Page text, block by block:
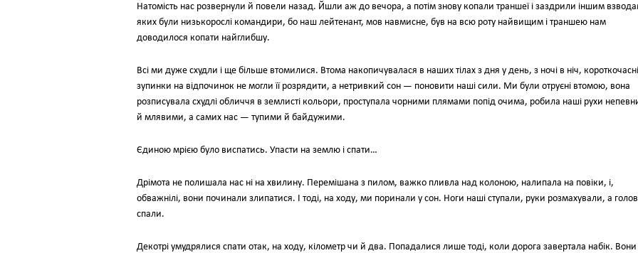
Натомість нас розвернули й повели назад. Йшли аж до вечора, а потім знову копали траншеї і заздрили іншим
яких були низькорослі командири, бо наш лейтенант, мов навмисне, був на всю роту найвищим і траншею нам
доводилося копати найглибшу.
Всі ми дуже схудли і ще більше втомилися. Втома накопичувалася в наших тілах з дня у день, з ночі в ніч, короткочасні
зупинки на відпочинок не могли її розрядити, а нетривкий сон — поновити наші сили. Ми були отруєні втомою, вона
розписувала схудлі обличчя в землисті кольори, проступала чорними плямами попід очима, робила наші рухи
й млявими, а самих нас — тупими й байдужими.
Єдиною мрією було виспатись. Упасти на землю і спати…
Дрімота не полишала нас ні на хвилину. Перемішана з пилом, важко пливла над колоною, налипала на повіки, і,
обважнілі, вони починали злипатися. І тоді, на ходу, ми поринали у сон. Ноги наші ступали, руки розмахували, а
спали.
Декотрі умудрялися спати отак, на ходу, кілометр чи й два. Попадалися лише тоді, коли дорога завертала набік.